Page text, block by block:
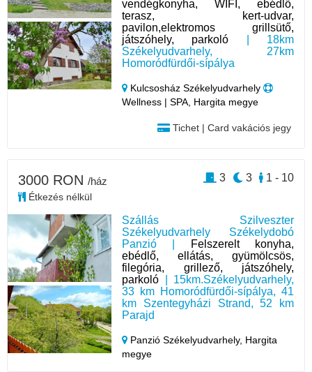
vendégkonyha, WIFI, ebédlő,
terasz, kert-udvar,
pavilon,elektromos grillsütő,
játszóhely, parkoló | 18km
Székelyudvarhely, 27km
Homoródfürdői-sípálya
Kulcsosház Székelyudvarhely
Wellness | SPA, Hargita megye
Tichet | Card vakációs jegy
Szállás Szilveszter
Székelyudvarhely Székelydobó
Panzió |
Felszerelt konyha,
ebédlő, ellátás, gyümölcsös,
filegória, grillező, játszóhely,
parkoló | 15km.Székelyudvarhely,
33 km Homoródfürdői-sípálya, 41
km Szentegyházi Strand, 52 km
Parajd
Panzió Székelyudvarhely, Hargita
megye
3000 RON /ház
Étkezés nélkül
1 - 10
3
3